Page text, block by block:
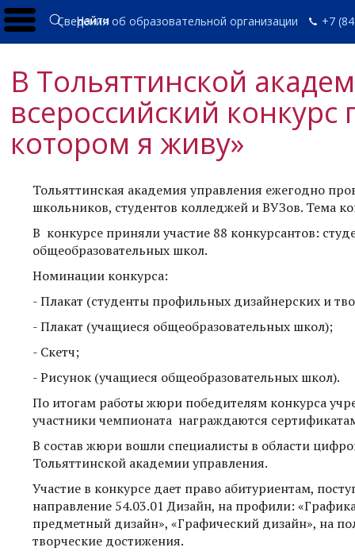
Найти
Сведения об образовательной организации +7
В Тольяттинской
всероссийский конкурс
котором я живу»
Тольяттинская академия управления ежегодно
школьников, студентов колледжей и ВУЗов. Тема
В конкурсе приняли участие 88 конкурсантов:
общеобразовательных школ.
Номинации конкурса:
- Плакат (студенты профильных дизайнерских и
- Плакат (учащиеся общеобразовательных школ);
- Скетч;
- Рисунок (учащиеся общеобразовательных школ).
По итогам работы жюри победителям конкурса
участники чемпионата награждаются
В состав жюри вошли специалисты в области
Тольяттинской академии управления.
Участие в конкурсе дает право абитуриентам,
направление 54.03.01 Дизайн, на профили:
предметный дизайн», «Графический дизайн», на
творческие достижения.